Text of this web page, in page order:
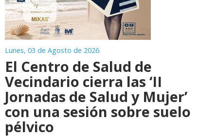
Lunes, 03 de Agosto de 2026
El Centro de Salud de
Vecindario cierra las ‘II
Jornadas de Salud y Mujer’
con una sesión sobre suelo
pélvico